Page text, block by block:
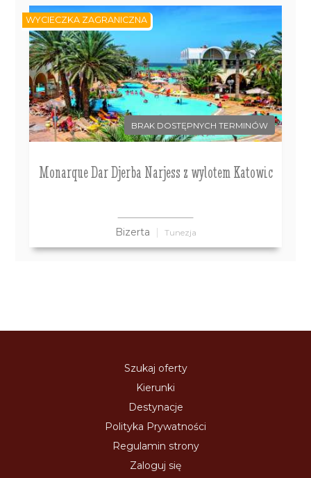
BRAK DOSTĘPNYCH TERMINÓW
Monarque Dar Djerba Narjess z wylotem Katowic
Bizerta Tunezja
WYCIECZKA ZAGRANICZNA
Szukaj oferty
Kierunki
Destynacje
Polityka Prywatności
Regulamin strony
Zaloguj się